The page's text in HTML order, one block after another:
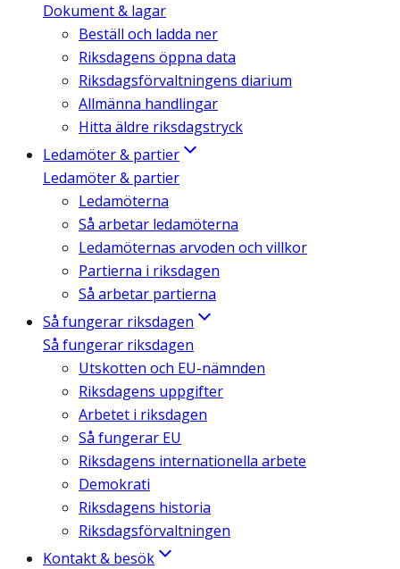
Dokument & lagar
Beställ och ladda ner
Riksdagens öppna data
Riksdagsförvaltningens diarium
Allmänna handlingar
Hitta äldre riksdagstryck
Ledamöter & partier
Ledamöter & partier
Ledamöterna
Så arbetar ledamöterna
Ledamöternas arvoden och villkor
Partierna i riksdagen
Så arbetar partierna
Så fungerar riksdagen
Så fungerar riksdagen
Utskotten och EU-nämnden
Riksdagens uppgifter
Arbetet i riksdagen
Så fungerar EU
Riksdagens internationella arbete
Demokrati
Riksdagens historia
Riksdagsförvaltningen
Kontakt & besök